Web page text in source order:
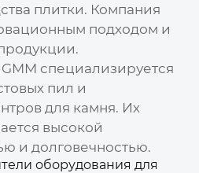
плитки. Компания
подходом и
GMM специализируется
пил и
для камня. Их
высокой
и долговечностью.
оборудования для